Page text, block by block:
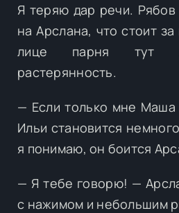
Я теряю дар речи. Рябов
на Арслана, что стоит
лице парня тут
растерянность.
— Если только мне Маша
Ильи становится
я понимаю, он боится
— Я тебе говорю! —
с нажимом и небольшим